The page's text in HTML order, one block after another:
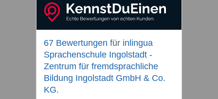
67 Bewertungen für inlingua
Sprachenschule Ingolstadt -
Zentrum für fremdsprachliche
Bildung Ingolstadt GmbH & Co.
KG.